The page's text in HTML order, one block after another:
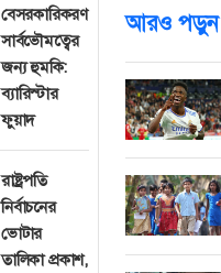
বেসরকারিকরণ
সার্বভৌমত্বের
জন্য হুমকি:
ব্যারিস্টার
ফুয়াদ
রাষ্ট্রপতি
নির্বাচনের
ভোটার
তালিকা প্রকাশ,
আরও পড়ুন